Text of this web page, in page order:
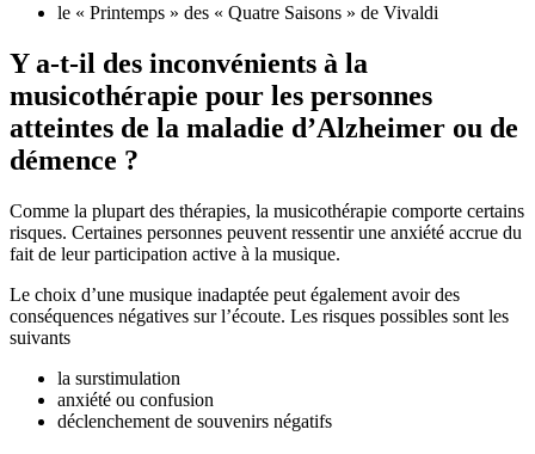
le « Printemps » des « Quatre Saisons » de Vivaldi
Y a-t-il des inconvénients à la
musicothérapie pour les personnes
atteintes de la maladie d’Alzheimer ou de
démence ?
Comme la plupart des thérapies, la musicothérapie comporte certains
risques. Certaines personnes peuvent ressentir une anxiété accrue du
fait de leur participation active à la musique.
Le choix d’une musique inadaptée peut également avoir des
conséquences négatives sur l’écoute. Les risques possibles sont les
suivants
la surstimulation
anxiété ou confusion
déclenchement de souvenirs négatifs